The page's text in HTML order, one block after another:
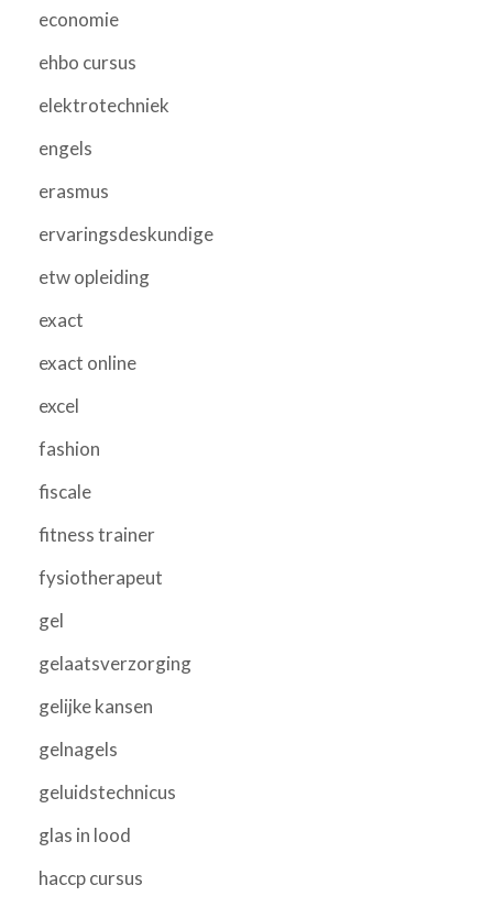
economie
ehbo cursus
elektrotechniek
engels
erasmus
ervaringsdeskundige
etw opleiding
exact
exact online
excel
fashion
fiscale
fitness trainer
fysiotherapeut
gel
gelaatsverzorging
gelijke kansen
gelnagels
geluidstechnicus
glas in lood
haccp cursus